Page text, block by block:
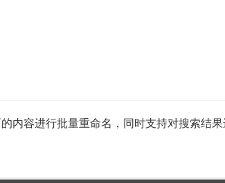
内容进行批量重命名，同时支持对搜索结